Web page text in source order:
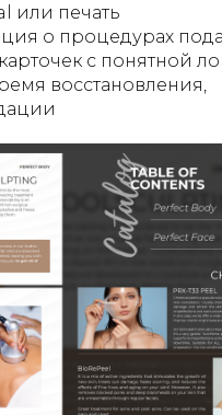
или печать
о процедурах
с понятной
восстановления,